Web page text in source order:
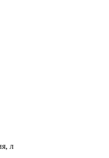
л